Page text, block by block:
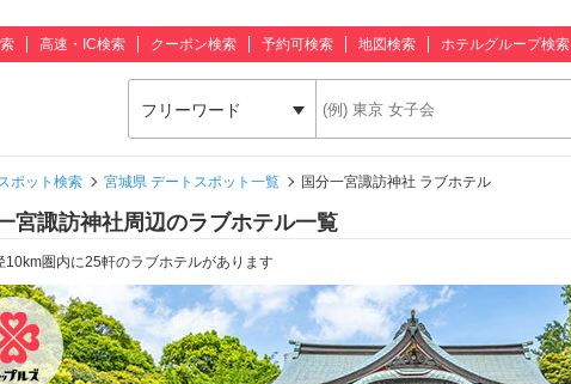
高速・IC検索 クーポン検索 予約可検索 地図検索 ホテルグループ検索
フリーワード
ポット検索 宮城県 デートスポット一覧 国分一宮諏訪神社 ラブホテル
宮諏訪神社周辺のラブホテル一覧
10km圏内に25軒のラブホテルがあります